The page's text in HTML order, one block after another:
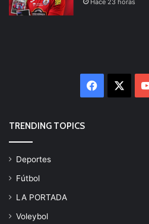
Facebook
TRENDING TOPICS
Deportes
Fútbol
LA PORTADA
Voleybol